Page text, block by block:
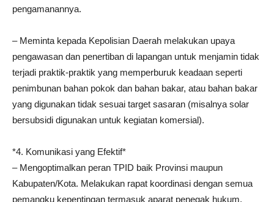
pengamanannya.
– Meminta kepada Kepolisian Daerah melakukan upaya
pengawasan dan penertiban di lapangan untuk menjamin tidak
terjadi praktik-praktik yang memperburuk keadaan seperti
penimbunan bahan pokok dan bahan bakar, atau bahan bakar
yang digunakan tidak sesuai target sasaran (misalnya solar
bersubsidi digunakan untuk kegiatan komersial).
*4. Komunikasi yang Efektif*
– Mengoptimalkan peran TPID baik Provinsi maupun
Kabupaten/Kota. Melakukan rapat koordinasi dengan semua
pemangku kepentingan termasuk aparat penegak hukum,